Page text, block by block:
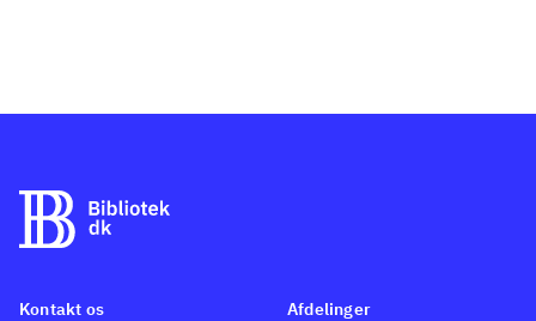
Kontakt os Afdelinger